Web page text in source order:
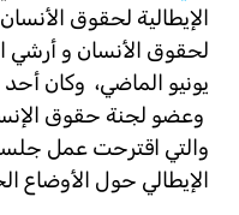
الإيطالية لحقوق
لحقوق الأنسان و أرشي
يونيو الماضي، وكان أحد
وعضو لجنة حقوق
والتي اقترحت عمل
الإيطالي حول الأوضاع